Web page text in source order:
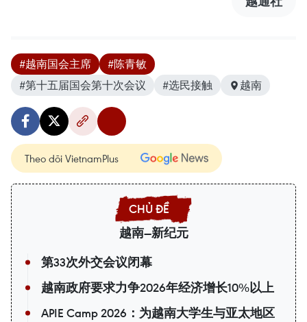
#越南国会主席
#陈青敏
#第十五届国会第十次会议
#选民接触 越南
Theo dõi VietnamPlus
越南—新纪元
第33次外交会议闭幕
越南政府要求力争2026年经济增长10%以上
APIE Camp 2026：为越南大学生与亚太地区